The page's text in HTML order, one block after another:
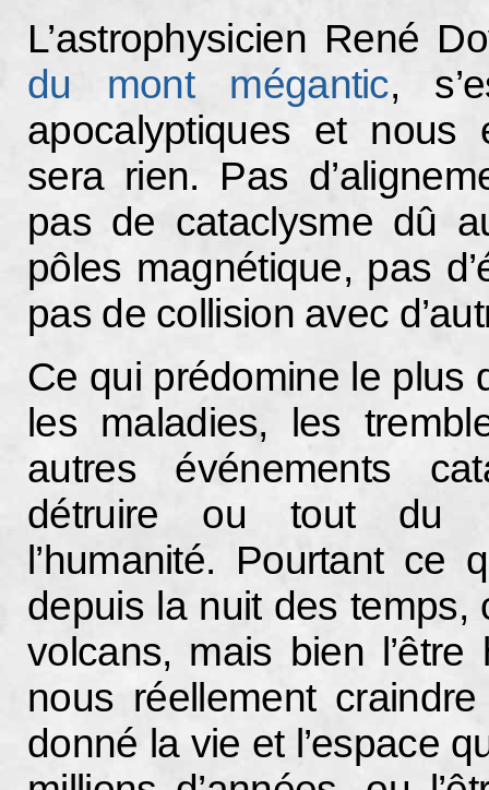
L’astrophysicien René
du mont mégantic,
apocalyptiques et nous
sera rien. Pas
pas de cataclysme dû
pôles magnétique, pas
pas de collision avec
Ce qui prédomine le plus
les maladies, les
autres événements
détruire ou tout du
l’humanité. Pourtant ce
depuis la nuit des temps,
volcans, mais bien
nous réellement
donné la vie et l’espace